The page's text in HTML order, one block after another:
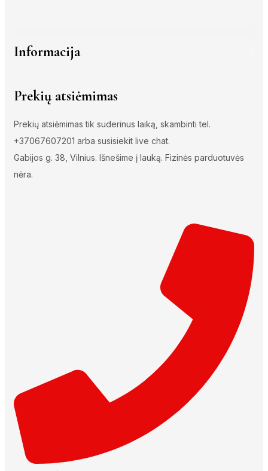
Informacija
Prekių atsiėmimas
Prekių atsiėmimas tik suderinus laiką, skambinti tel.
+37067607201 arba susisiekit live chat.
Gabijos g. 38, Vilnius. Išnešime į lauką. Fizinės parduotuvės
nėra.